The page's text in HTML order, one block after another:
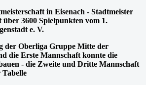
in Eisenach - Stadtmeister
3600 Spielpunkten vom 1.
e. V.
der Oberliga Gruppe Mitte der
die Erste Mannschaft konnte die
- die Zweite und Dritte Mannschaft